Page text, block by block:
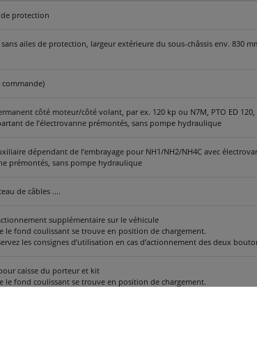
protection
ailes de protection, largeur extérieure du sous-châssis env. 830
côté moteur/côté volant, par ex. 120 kp ou N7M, PTO ED 120,
de l’électrovanne prémontés, sans pompe hydraulique
dépendant de l’embrayage pour NH1/NH2/NH4C avec
prémontés, sans pompe hydraulique
de câbles ....
supplémentaire sur le véhicule
le fond coulissant se trouve en position de chargement.
les consignes d’utilisation en cas d’actionnement des deux
caisse du porteur et kit
le fond coulissant se trouve en position de chargement.